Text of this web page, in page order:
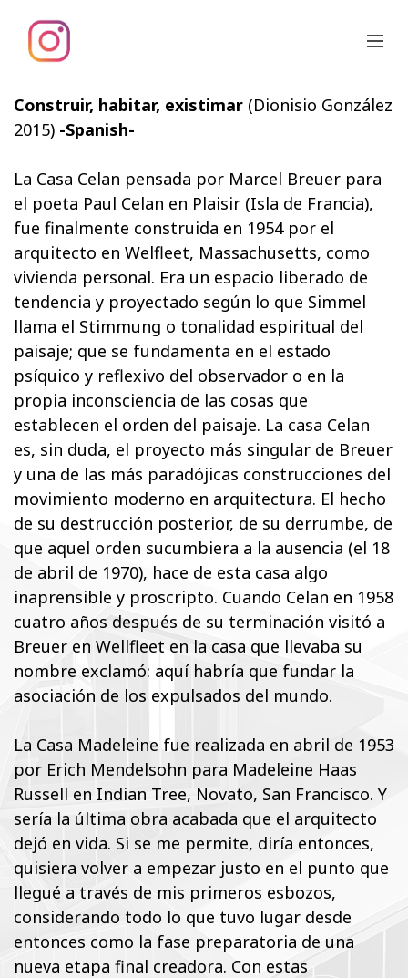
Construir, habitar, existimar (Dionisio González
2015) -Spanish-
La Casa Celan pensada por Marcel Breuer para
el poeta Paul Celan en Plaisir (Isla de Francia),
fue finalmente construida en 1954 por el
arquitecto en Welfleet, Massachusetts, como
vivienda personal. Era un espacio liberado de
tendencia y proyectado según lo que Simmel
llama el Stimmung o tonalidad espiritual del
paisaje; que se fundamenta en el estado
psíquico y reflexivo del observador o en la
propia inconsciencia de las cosas que
establecen el orden del paisaje. La casa Celan
es, sin duda, el proyecto más singular de Breuer
y una de las más paradójicas construcciones del
movimiento moderno en arquitectura. El hecho
de su destrucción posterior, de su derrumbe, de
que aquel orden sucumbiera a la ausencia (el 18
de abril de 1970), hace de esta casa algo
inaprensible y proscripto. Cuando Celan en 1958
cuatro años después de su terminación visitó a
Breuer en Wellfleet en la casa que llevaba su
nombre exclamó: aquí habría que fundar la
asociación de los expulsados del mundo.
La Casa Madeleine fue realizada en abril de 1953
por Erich Mendelsohn para Madeleine Haas
Russell en Indian Tree, Novato, San Francisco. Y
sería la última obra acabada que el arquitecto
dejó en vida. Si se me permite, diría entonces,
quisiera volver a empezar justo en el punto que
llegué a través de mis primeros esbozos,
considerando todo lo que tuvo lugar desde
entonces como la fase preparatoria de una
nueva etapa final creadora. Con estas